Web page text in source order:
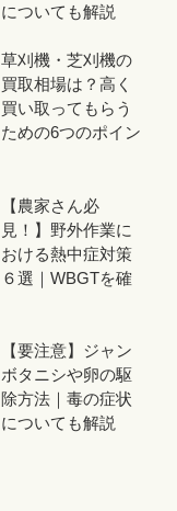
についても解説
草刈機・芝刈機の
買取相場は？高く
買い取ってもらう
ための6つのポイン
【農家さん必
見！】野外作業に
おける熱中症対策
６選｜WBGTを確
【要注意】ジャン
ボタニシや卵の駆
除方法｜毒の症状
についても解説